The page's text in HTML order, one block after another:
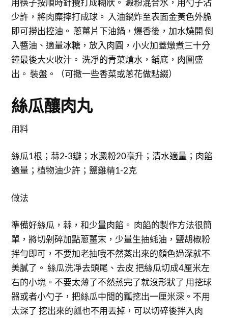
少許，將肉糜摔打成球。 入油鍋炸至表面金黃色外脆
即可撈出控油。 蔥薑片下油鍋，爆香後，加水燒開 倒
入醬油、適量冰糖，放入肉圓，小火加蓋燉煮三十分
鐘最後大火收汁。 洗凈的青菜熗水，鋪底，肉圓盛
出。 裝盤。（可撒一些香菜或蔥花做點綴）
絲瓜釀肉丸
用料
絲瓜1根；蒜2-3瓣；水澱粉20毫升；清水適量；肉餡
適量；植物油少許；鹽雞精1-2克
做法
準備好絲瓜，蒜，和少量肉餡。 肉餡的製作方法很簡
單，將切剁碎加點蔥薑末，少量生抽蚝油，鹽胡椒粉
拌勻即可，不要加老抽哦不然蒸出來的顏色過深就不
美膩了。 絲瓜洗凈去頭尾、去皮 把絲瓜切成4厘米左
右的小塊。不要太薄了不然蒸完了就沒形狀了 用挖球
器或者小勺子，把絲瓜中間的瓤挖出一厘米深。不用
太深了 挖出來的瓤也不用丟掉，可以切碎後拌入肉